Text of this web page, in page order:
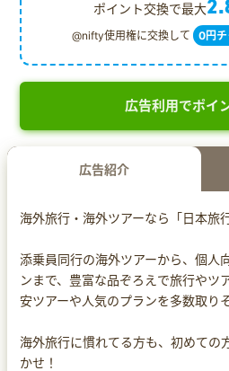
ポイント交換で最大
@nifty使用権に交換して 0円チ
広告利用でポイ
広告紹介
海外旅行・海外ツアーなら「日本旅
添乗員同行の海外ツアーから、個人
ンまで、豊富な品ぞろえで旅行やツ
安ツアーや人気のプランを多数取り
海外旅行に慣れてる方も、初めての
かせ！